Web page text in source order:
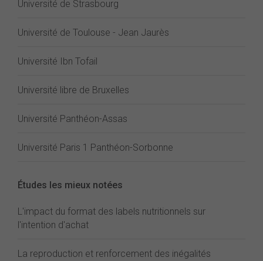
Université de Strasbourg
Université de Toulouse - Jean Jaurès
Université Ibn Tofail
Université libre de Bruxelles
Université Panthéon-Assas
Université Paris 1 Panthéon-Sorbonne
Études les mieux notées
L'impact du format des labels nutritionnels sur
l'intention d'achat
La reproduction et renforcement des inégalités